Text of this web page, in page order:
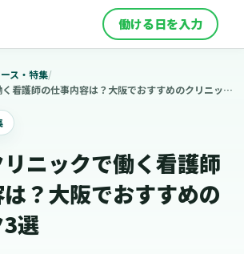
働ける日を入力
ス・特集/
不妊治療クリニックで働く看護師の仕事内容は？大阪でおすすめのクリニック3選
ニックで働く看護師
？大阪でおすすめの
選